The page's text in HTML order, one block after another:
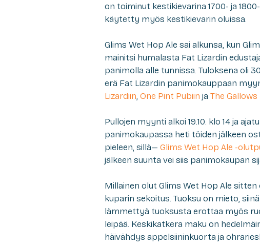
on toiminut kestikievarina 1700- ja
käytetty myös kestikievarin oluissa.
Glims Wet Hop Ale sai alkunsa, kun
mainitsi humalasta Fat Lizardin
panimolla alle tunnissa. Tuloksena oli
erä Fat Lizardin panimokauppaan
Lizardiin, One Pint Pubiin ja The
Pullojen myynti alkoi 19.10. klo 14 ja
panimokaupassa heti töiden jälkeen
pieleen, sillä— Glims Wet Hop Ale -
jälkeen suunta vei siis panimokaupan
Millainen olut Glims Wet Hop Ale sitten
kuparin sekoitus. Tuoksu on mieto,
lämmettyä tuoksusta erottaa myös
leipää. Keskikatkera maku on
häivähdys appelsiininkuorta ja